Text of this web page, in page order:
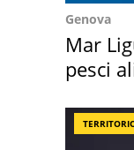
Genova
Mar
pesci